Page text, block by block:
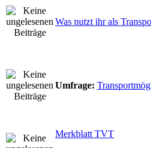
Was nutzt ihr als
Umfrage:
Merkblatt TVT